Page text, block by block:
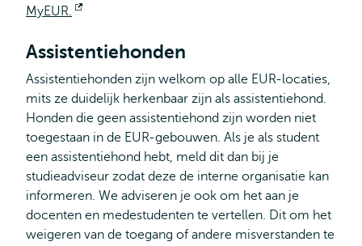
MyEUR.
Assistentiehonden
Assistentiehonden zijn welkom op alle EUR-locaties,
mits ze duidelijk herkenbaar zijn als assistentiehond.
Honden die geen assistentiehond zijn worden niet
toegestaan in de EUR-gebouwen. Als je als student
een assistentiehond hebt, meld dit dan bij je
studieadviseur zodat deze de interne organisatie kan
informeren. We adviseren je ook om het aan je
docenten en medestudenten te vertellen. Dit om het
weigeren van de toegang of andere misverstanden te